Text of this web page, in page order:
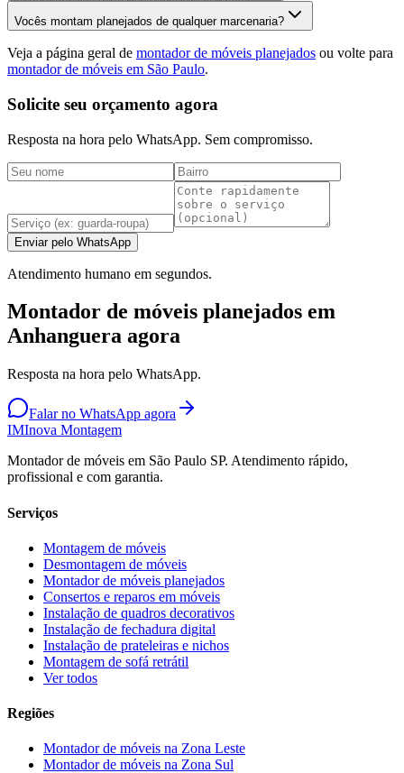
Vocês montam planejados de qualquer marcenaria?
Veja a página geral de montador de móveis planejados ou volte para
montador de móveis em São Paulo.
Solicite seu orçamento agora
Resposta na hora pelo WhatsApp. Sem compromisso.
Enviar pelo WhatsApp
Atendimento humano em segundos.
Montador de móveis planejados em
Anhanguera agora
Resposta na hora pelo WhatsApp.
Falar no WhatsApp agora
IMInova Montagem
Montador de móveis em São Paulo SP. Atendimento rápido,
profissional e com garantia.
Serviços
Montagem de móveis
Desmontagem de móveis
Montador de móveis planejados
Consertos e reparos em móveis
Instalação de quadros decorativos
Instalação de fechadura digital
Instalação de prateleiras e nichos
Montagem de sofá retrátil
Ver todos
Regiões
Montador de móveis na Zona Leste
Montador de móveis na Zona Sul